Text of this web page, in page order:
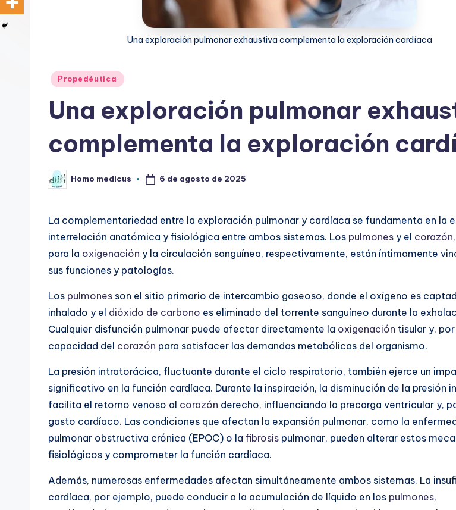
Una exploración pulmonar exhaustiva complementa la exploración cardíaca
Publicado
Propedéutica
Una exploración pulmonar
complementa la exploración
Publicado
por
Homo medicus 6 de agosto de 2025
La complementariedad entre la exploración pulmonar y cardíaca se fundamenta en la
interrelación anatómica y fisiológica entre ambos sistemas. Los pulmones y el corazón
para la oxigenación y la circulación sanguínea, respectivamente, están íntimamente
sus funciones y patologías.
Los pulmones son el sitio primario de intercambio gaseoso, donde el oxígeno es
inhalado y el dióxido de carbono es eliminado del torrente sanguíneo durante la
Cualquier disfunción pulmonar puede afectar directamente la oxigenación tisular y,
capacidad del corazón para satisfacer las demandas metabólicas del organismo.
La presión intratorácica, fluctuante durante el ciclo respiratorio, también ejerce un
significativo en la función cardíaca. Durante la inspiración, la disminución de la presión
facilita el retorno venoso al corazón derecho, influenciando la precarga ventricular y,
gasto cardíaco. Las condiciones que afectan la expansión pulmonar, como la
pulmonar obstructiva crónica (EPOC) o la fibrosis pulmonar, pueden alterar estos
fisiológicos y comprometer la función cardíaca.
Además, numerosas enfermedades afectan simultáneamente ambos sistemas. La
cardíaca, por ejemplo, puede conducir a la acumulación de líquido en los pulmones,